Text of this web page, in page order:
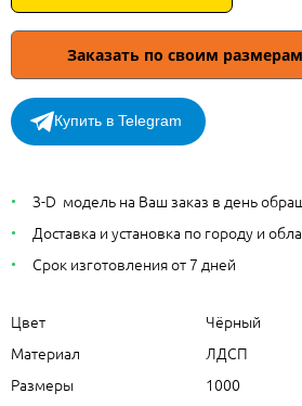
Заказать по своим размерам
Купить в Telegram
З-D модель на Ваш заказ в день
Доставка и установка по городу и
Срок изготовления от 7 дней
Цвет
Чёрный
Материал
ЛДСП
Размеры
1000